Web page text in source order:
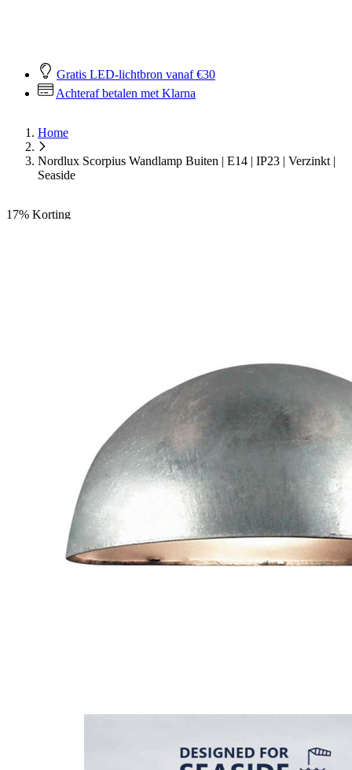
Gratis LED-lichtbron vanaf €30
Achteraf betalen met Klarna
Home
Nordlux Scorpius Wandlamp Buiten | E14 | IP23 | Verzinkt |
Seaside
17% Korting